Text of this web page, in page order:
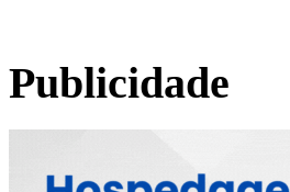
Publicidade